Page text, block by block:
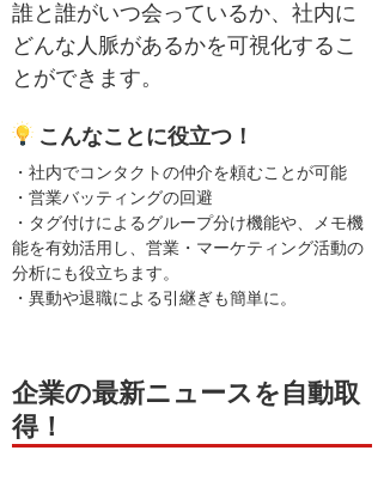
誰と誰がいつ会っているか、社内に
どんな人脈があるかを可視化するこ
とができます。
こんなことに役立つ！
・社内でコンタクトの仲介を頼むことが可能
・営業バッティングの回避
・タグ付けによるグループ分け機能や、メモ機
能を有効活用し、営業・マーケティング活動の
分析にも役立ちます。
・異動や退職による引継ぎも簡単に。
企業の最新ニュースを自動取
得！